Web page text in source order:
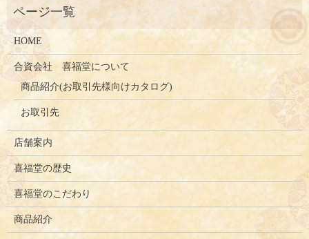
HOME
合資会社 喜福堂について
商品紹介(お取引先様向けカタログ)
お取引先
店舗案内
喜福堂の歴史
喜福堂のこだわり
商品紹介